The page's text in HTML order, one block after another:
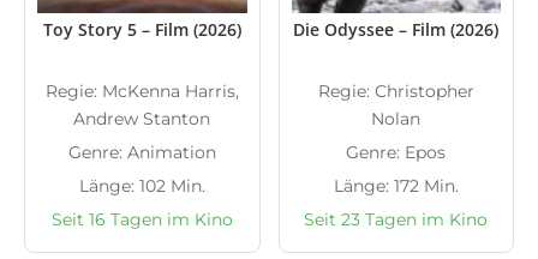
Toy Story 5 – Film (2026)
Regie: McKenna Harris,
Andrew Stanton
Genre: Animation
Länge: 102 Min.
Seit 16 Tagen im Kino
Die Odyssee – Film (2026)
Regie: Christopher
Nolan
Genre: Epos
Länge: 172 Min.
Seit 23 Tagen im Kino